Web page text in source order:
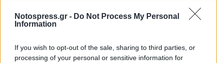
Notospress.gr - Do Not Process My Personal
Information
If you wish to opt-out of the sale, sharing to third parties, or
processing of your personal or sensitive information for